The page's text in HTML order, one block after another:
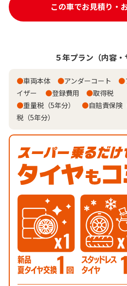
この車でお見積り・
５年プラン （内容
●車両本体 ●アンダーコート ●
イザー ●登録費用 ●取得税
●重量税（5年分） ●自賠責保険
税（5年分）